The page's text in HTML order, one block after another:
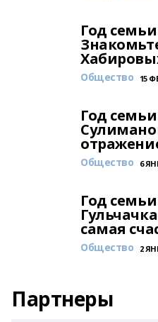
Год
Общество 15
Год
Общество 6
Год
самая
Общество 2
Партнеры